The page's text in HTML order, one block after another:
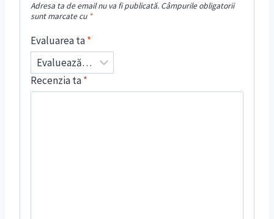
Adresa ta de email nu va fi publicată. Câmpurile obligatorii
sunt marcate cu *
Evaluarea ta*
Recenzia ta*